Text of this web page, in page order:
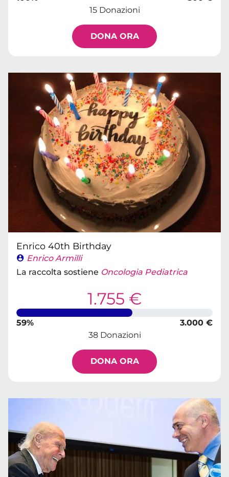
15 Donazioni
DONA ORA
Enrico 40th Birthday
Enrico Armilli
La raccolta sostiene Oncologia Pediatrica
1.755 €
59%
3.000 €
38 Donazioni
DONA ORA